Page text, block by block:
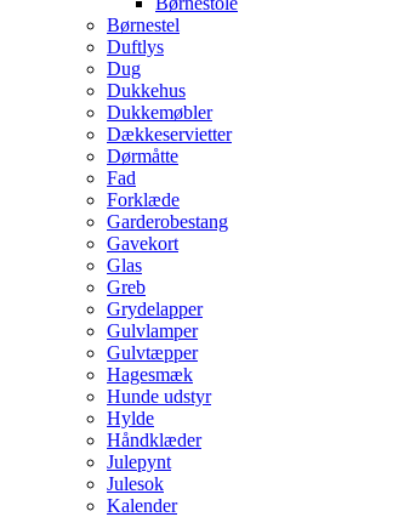
Børnestel
Duftlys
Dug
Dukkehus
Dukkemøbler
Dækkeservietter
Dørmåtte
Fad
Forklæde
Garderobestang
Gavekort
Glas
Greb
Grydelapper
Gulvlamper
Gulvtæpper
Hagesmæk
Hunde udstyr
Hylde
Håndklæder
Julepynt
Julesok
Kalender